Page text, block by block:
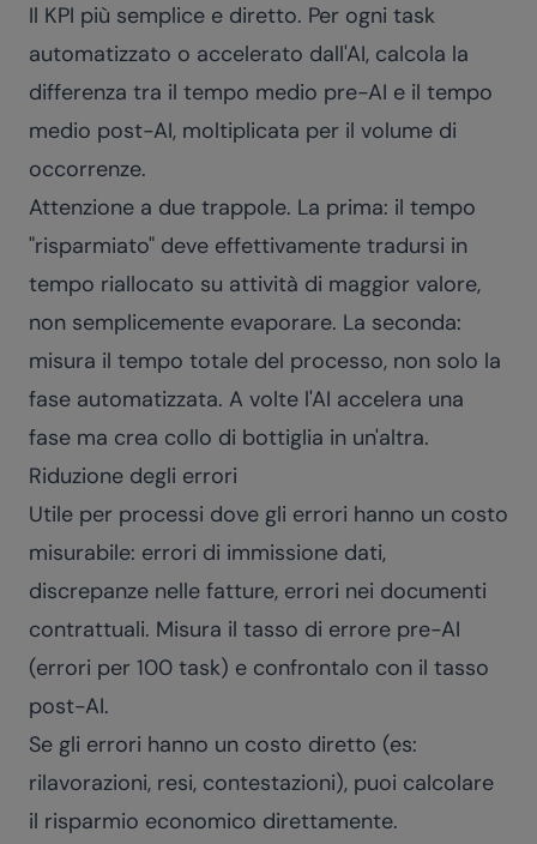
Il KPI più semplice e diretto. Per ogni task
automatizzato o accelerato dall'AI, calcola la
differenza tra il tempo medio pre-AI e il tempo
medio post-AI, moltiplicata per il volume di
occorrenze.
Attenzione a due trappole. La prima: il tempo
"risparmiato" deve effettivamente tradursi in
tempo riallocato su attività di maggior valore,
non semplicemente evaporare. La seconda:
misura il tempo totale del processo, non solo la
fase automatizzata. A volte l'AI accelera una
fase ma crea collo di bottiglia in un'altra.
Riduzione degli errori
Utile per processi dove gli errori hanno un costo
misurabile: errori di immissione dati,
discrepanze nelle fatture, errori nei documenti
contrattuali. Misura il tasso di errore pre-AI
(errori per 100 task) e confrontalo con il tasso
post-AI.
Se gli errori hanno un costo diretto (es:
rilavorazioni, resi, contestazioni), puoi calcolare
il risparmio economico direttamente.